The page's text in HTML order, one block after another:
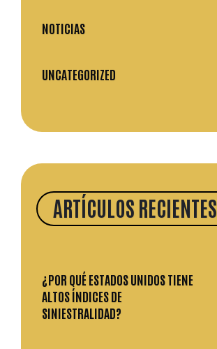
NOTICIAS
UNCATEGORIZED
ARTÍCULOS RECIENTES
¿POR QUÉ ESTADOS UNIDOS TIENE
ALTOS ÍNDICES DE
SINIESTRALIDAD?